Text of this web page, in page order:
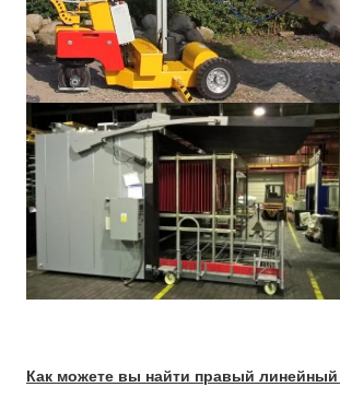
Как можете вы найти правый